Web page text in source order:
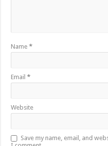
Name*
Email*
Website
Save my name, email, and